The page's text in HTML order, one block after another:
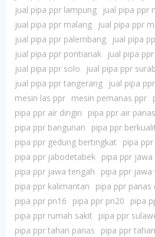
jual pipa ppr lampung
jual pipa ppr
jual pipa ppr malang
jual pipa ppr
jual pipa ppr palembang
jual pipa
jual pipa ppr pontianak
jual pipa
jual pipa ppr solo
jual pipa ppr
jual pipa ppr tangerang
jual pipa
mesin las ppr mesin pemanas ppr
pipa ppr air dingin
pipa ppr air panas
pipa ppr bangunan
pipa ppr
pipa ppr gedung bertingkat
pipa
pipa ppr jabodetabek pipa ppr jawa
pipa ppr jawa tengah
pipa ppr
pipa ppr kalimantan
pipa ppr panas
pipa ppr pn16
pipa ppr pn20
pipa
pipa ppr rumah sakit
pipa ppr
pipa ppr tahan panas
pipa ppr